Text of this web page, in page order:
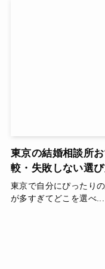
東京の結婚相談所
較・失敗しない選
東京で自分にぴったり
が多すぎてどこを選べ...